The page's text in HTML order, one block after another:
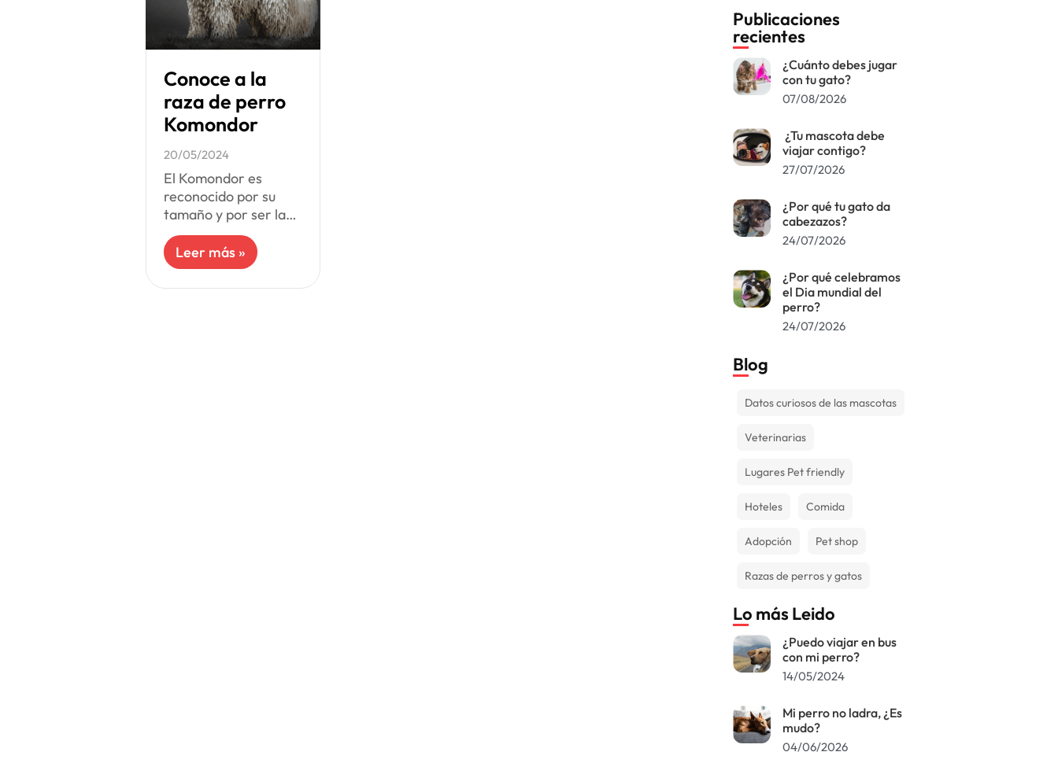
Conoce a la
raza de perro
Komondor
20/05/2024
El Komondor es
reconocido por su
tamaño y por ser la
raza de perro que
tiene rastas, que
aunque no lo creas,
se forman de
Leer más »
Publicaciones
recientes
¿Cuánto debes jugar
con tu gato?
07/08/2026
¿Tu mascota debe
viajar contigo?
27/07/2026
¿Por qué tu gato da
cabezazos?
24/07/2026
¿Por qué celebramos
el Dia mundial del
perro?
24/07/2026
Blog
Datos curiosos de las mascotas
Veterinarias
Lugares Pet friendly
Hoteles Comida
Adopción Pet shop
Razas de perros y gatos
Lo más Leido
¿Puedo viajar en bus
con mi perro?
14/05/2024
Mi perro no ladra, ¿Es
mudo?
04/06/2026